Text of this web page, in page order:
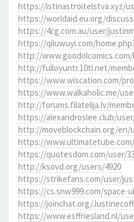
https://istinastroitelstva.xyz/
https://worldaid.eu.org/
https://4cg.com.au/user/
https://qiluwuyi.com/
http://
http://fulloyuntr.10tl.net/
https://www.wiscation.com/
https://www.walkaholic.me/
http://forums.filatelija.lv/
https://alexandroslee.club/
http://moveblockchain.org/
https://
https://quotesdom.com/user/
http://ksovd.org/users/4920
https://strikefans.com/user/
https://cs.snw999.com/space-
https://joinchat.org/Justinecoff
https://www.esffriesland.nl/